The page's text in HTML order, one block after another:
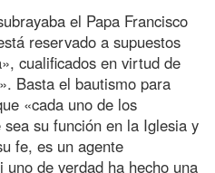
el Papa Francisco
reservado a supuestos
cualificados en virtud de
Basta el bautismo para
«cada uno de los
su función en la Iglesia y
fe, es un agente
de verdad ha hecho una